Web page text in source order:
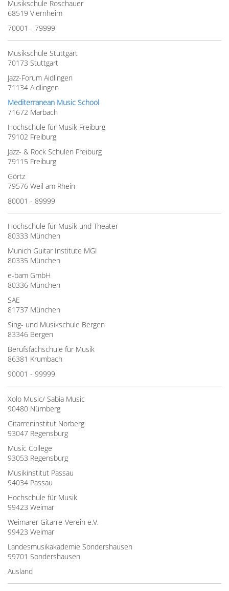
Musikschule Roschauer
68519 Viernheim
70001 - 79999
Musikschule Stuttgart
70173 Stuttgart
Jazz-Forum Aidlingen
71134 Aidlingen
Mediterranean Music School
71672 Marbach
Hochschule für Musik Freiburg
79102 Freiburg
Jazz- & Rock Schulen Freiburg
79115 Freiburg
Görtz
79576 Weil am Rhein
80001 - 89999
Hochschule für Musik und Theater
80333 München
Munich Guitar Institute MGI
80335 München
e-bam GmbH
80336 München
SAE
81737 München
Sing- und Musikschule Bergen
83346 Bergen
Berufsfachschule für Musik
86381 Krumbach
90001 - 99999
Xolo Music/ Sabia Music
90480 Nürnberg
Gitarreninstitut Norberg
93047 Regensburg
Music College
93053 Regensburg
Musikinstitut Passau
94034 Passau
Hochschule für Musik
99423 Weimar
Weimarer Gitarre-Verein e.V.
99423 Weimar
Landesmusikakademie Sondershausen
99701 Sondershausen
Ausland